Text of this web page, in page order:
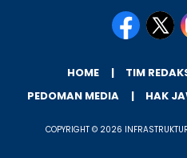
HOME TIM
PEDOMAN MEDIA
HAK
COPYRIGHT © 2026